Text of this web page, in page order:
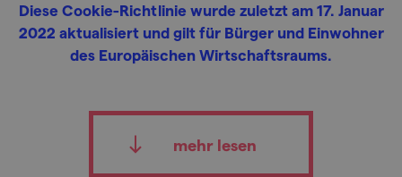
Diese Cookie-Richtlinie wurde zuletzt am 17. Januar
2022 aktualisiert und gilt für Bürger und Einwohner
des Europäischen Wirtschaftsraums.
mehr lesen